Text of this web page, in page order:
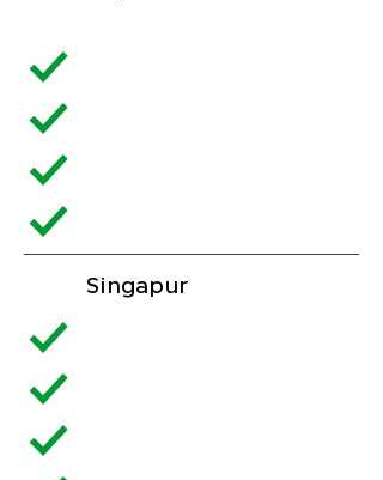
Singapur